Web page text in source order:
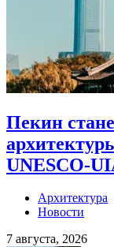
Пекин
UNESCO-
Архитектура
Новости
7 августа, 2026